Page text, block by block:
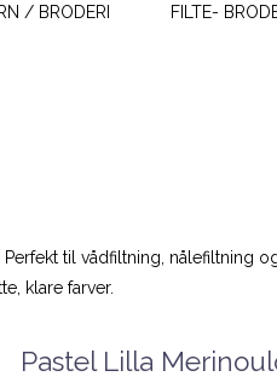
/ BRODERI FILTE-
til vådfiltning,
klare farver.
Pastel Lilla